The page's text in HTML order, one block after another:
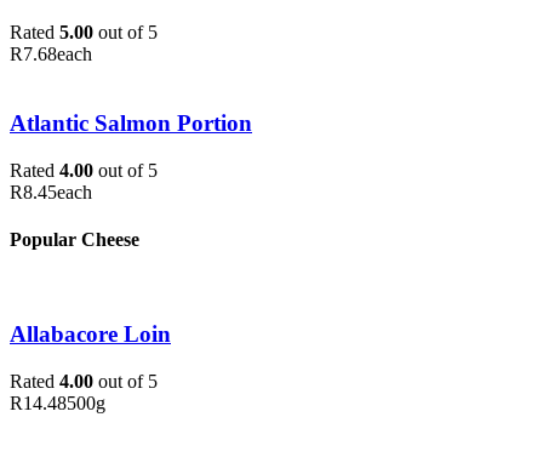
Rated 5.00 out of 5
R7.68each
Atlantic Salmon Portion
Rated 4.00 out of 5
R8.45each
Popular Cheese
Allabacore Loin
Rated 4.00 out of 5
R14.48500g